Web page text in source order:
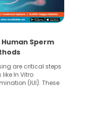
Sperm
are critical steps
In Vitro
(IUI). These
dream of